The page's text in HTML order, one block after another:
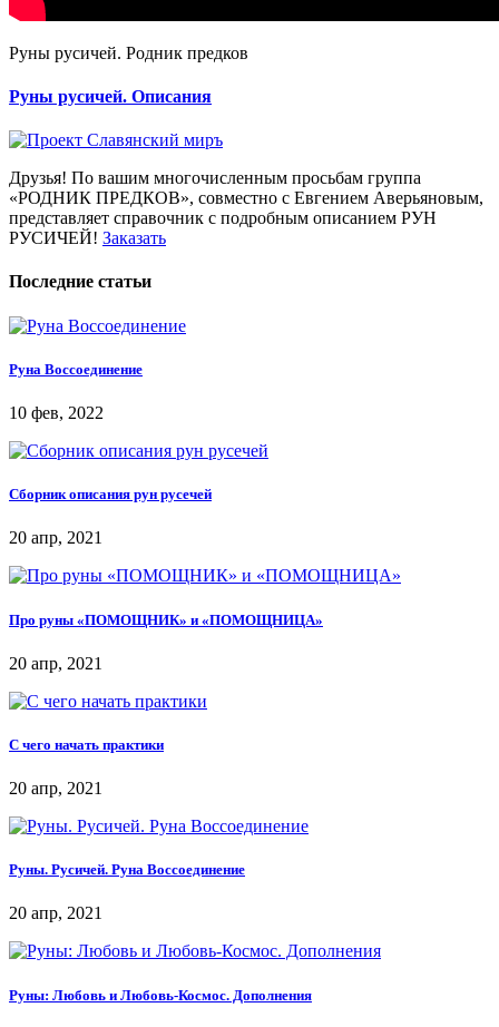
Руны русичей. Родник предков
Руны русичей. Описания
Друзья! По вашим многочисленным просьбам группа
«РОДНИК ПРЕДКОВ», совместно с Евгением Аверьяновым,
представляет справочник с подробным описанием РУН
РУСИЧЕЙ! Заказать
Последние статьи
Руна Воссоединение
10 фев, 2022
Сборник описания рун русечей
20 апр, 2021
Про руны «ПОМОЩНИК» и «ПОМОЩНИЦА»
20 апр, 2021
С чего начать практики
20 апр, 2021
Руны. Русичей. Руна Воссоединение
20 апр, 2021
Руны: Любовь и Любовь-Космос. Дополнения